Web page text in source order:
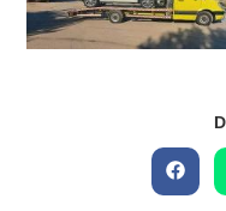
Opens
in